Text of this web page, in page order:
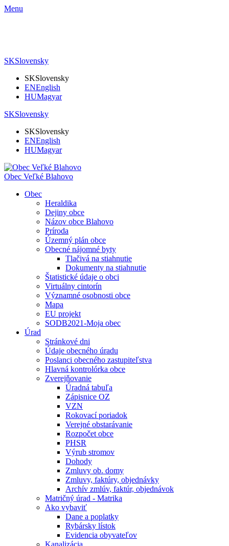
Menu
SKSlovensky
SKSlovensky
ENEnglish
HUMagyar
SKSlovensky
SKSlovensky
ENEnglish
HUMagyar
Obec Veľké Blahovo
Obec
Heraldika
Dejiny obce
Názov obce Blahovo
Príroda
Územný plán obce
Obecné nájomné byty
Tlačivá na stiahnutie
Dokumenty na stiahnutie
Štatistické údaje o obci
Virtuálny cintorín
Významné osobnosti obce
Mapa
EU projekt
SODB2021-Moja obec
Úrad
Stránkové dni
Údaje obecného úradu
Poslanci obecného zastupiteľstva
Hlavná kontrolórka obce
Zverejňovanie
Úradná tabuľa
Zápisnice OZ
VZN
Rokovací poriadok
Verejné obstarávanie
Rozpočet obce
PHSR
Výrub stromov
Dohody
Zmluvy ob. domy
Zmluvy, faktúry, objednávky
Archív zmlúv, faktúr, objednávok
Matričný úrad - Matrika
Ako vybaviť
Dane a poplatky
Rybársky lístok
Evidencia obyvateľov
Kanalizácia